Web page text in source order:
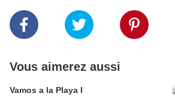
Vous aimerez aussi
Vamos a la Playa I